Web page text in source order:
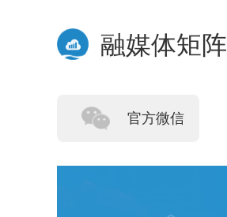
融媒体矩阵
官方微信